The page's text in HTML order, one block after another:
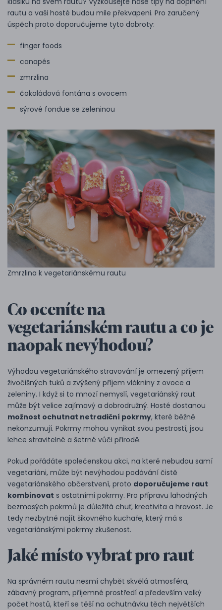
rautu a vaši hosté budou mile překvapeni. Pro zaručený
úspěch proto doporučujeme tyto dobroty:
finger foods
canapés
zmrzlina
čokoládová fontána s ovocem
sýrové fondue se zeleninou
Zmrzlina k vegetariánskému rautu
Co oceníte na
vegetariánském rautu a co je
naopak nevýhodou?
Výhodou vegetariánského stravování je omezený příjem
živočišných tuků a zvýšený příjem vlákniny z ovoce a
zeleniny. I když si to mnozí nemyslí, vegetariánský raut
může být velice zajímavý a dobrodružný. Hosté dostanou
možnost ochutnat netradiční pokrmy, které běžně
nekonzumují. Pokrmy mohou vynikat svou pestrostí, jsou
lehce stravitelné a šetrné vůči přírodě.
Pokud pořádáte společenskou akci, na které nebudou samí
vegetariáni, může být nevýhodou podávání čistě
vegetariánského občerstvení, proto doporučujeme raut
kombinovat s ostatními pokrmy. Pro přípravu lahodných
bezmasých pokrmů je důležitá chuť, kreativita a hravost. Je
tedy nezbytné najít šikovného kuchaře, který má s
vegetariánskými pokrmy zkušenost.
Jaké místo vybrat pro raut
Na správném rautu nesmí chybět skvělá atmosféra,
zábavný program, příjemné prostředí a především velký
počet hostů, kteří se těší na ochutnávku těch největších